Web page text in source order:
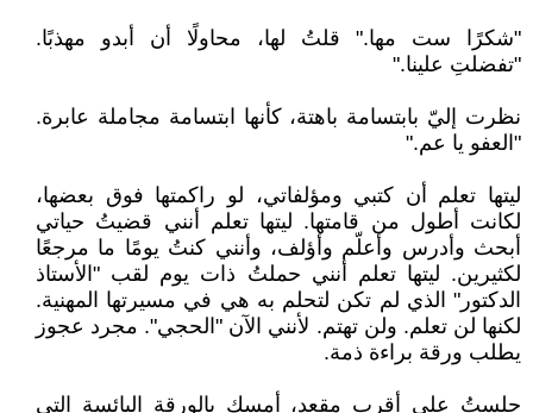
‏"شكرًا ست مها." قلتُ لها، محاولًا أن أبدو مهذبًا.
"تفضلتِ علينا."
‏نظرت إليّ بابتسامة باهتة، كأنها ابتسامة مجاملة عابرة.
"العفو يا عم."
‏ليتها تعلم أن كتبي ومؤلفاتي، لو راكمتها فوق بعضها،
لكانت أطول من قامتها. ليتها تعلم أنني قضيتُ حياتي
أبحث وأدرس وأعلّم وأؤلف، وأنني كنتُ يومًا ما مرجعًا
لكثيرين. ليتها تعلم أنني حملتُ ذات يوم لقب "الأستاذ
الدكتور" الذي لم تكن لتحلم به هي في مسيرتها المهنية.
لكنها لن تعلم. ولن تهتم. لأنني الآن "الحجي". مجرد عجوز
يطلب ورقة براءة ذمة.
‏جلستُ على أقرب مقعد، أمسك بالورقة البائسة التي